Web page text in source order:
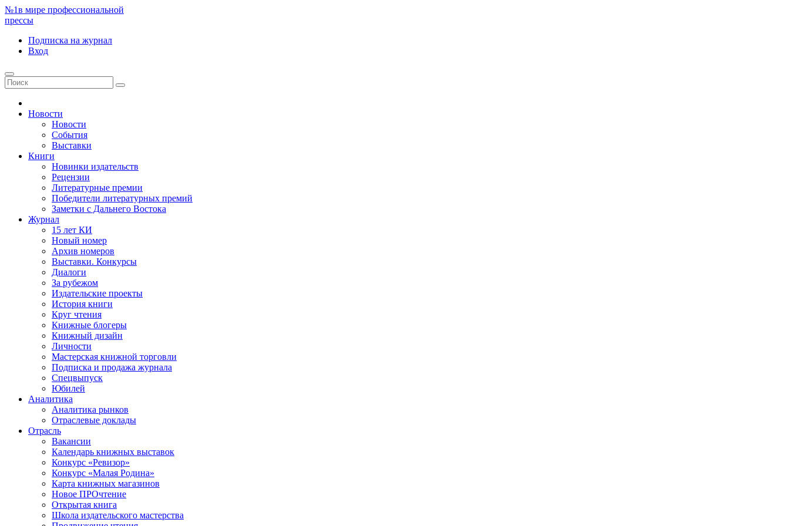
№1в мире профессиональной
прессы
Подписка на журнал
Вход
Новости
Новости
События
Выставки
Книги
Новинки издательств
Рецензии
Литературные премии
Победители литературных премий
Заметки с Дальнего Востока
Журнал
15 лет КИ
Новый номер
Архив номеров
Выставки. Конкурсы
Диалоги
За рубежом
Издательские проекты
История книги
Круг чтения
Книжные блогеры
Книжный дизайн
Личности
Мастерская книжной торговли
Подписка и продажа журнала
Спецвыпуск
Юбилей
Аналитика
Аналитика рынков
Отраслевые доклады
Отрасль
Вакансии
Календарь книжных выставок
Конкурс «Ревизор»
Конкурс «Малая Родина»
Карта книжных магазинов
Новое ПРОчтение
Открытая книга
Школа издательского мастерства